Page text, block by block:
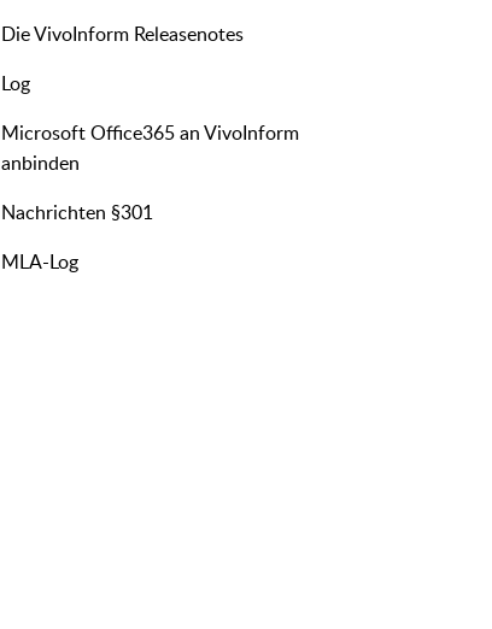
Die VivoInform Releasenotes
Log
Microsoft Office365 an VivoInform
anbinden
Nachrichten §301
MLA-Log